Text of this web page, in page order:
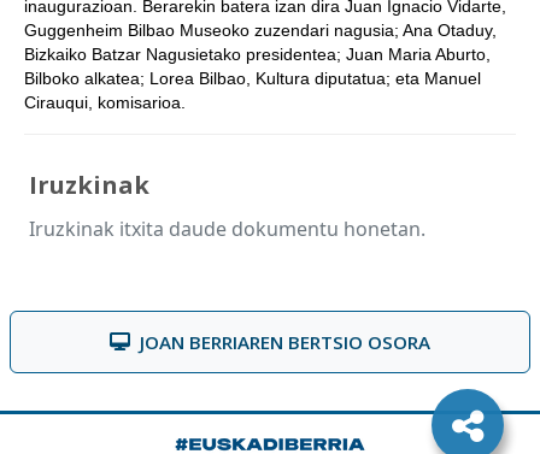
inaugurazioan. Berarekin batera izan dira Juan Ignacio Vidarte,
Guggenheim Bilbao Museoko zuzendari nagusia; Ana Otaduy,
Bizkaiko Batzar Nagusietako presidentea; Juan Maria Aburto,
Bilboko alkatea; Lorea Bilbao, Kultura diputatua; eta Manuel
Cirauqui, komisarioa.
Iruzkinak
Iruzkinak itxita daude dokumentu honetan.
JOAN BERRIAREN BERTSIO OSORA